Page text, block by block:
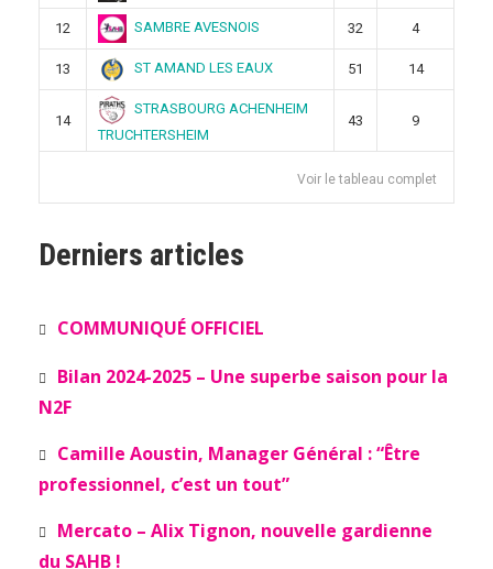
12 SAMBRE AVESNOIS 32 4
13 ST AMAND LES EAUX 51 14
14
STRASBOURG ACHENHEIM
TRUCHTERSHEIM
43 9
Voir le tableau complet
Derniers articles
COMMUNIQUÉ OFFICIEL
Bilan 2024-2025 – Une superbe saison pour la
N2F
Camille Aoustin, Manager Général : “Être
professionnel, c’est un tout”
Mercato – Alix Tignon, nouvelle gardienne
du SAHB !